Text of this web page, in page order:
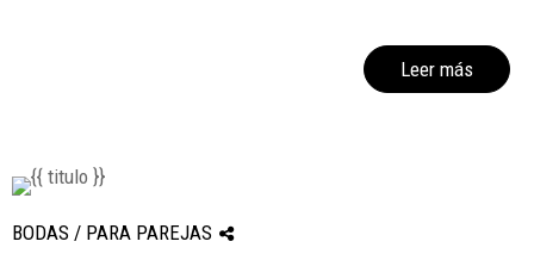
Leer más
BODAS / PARA PAREJAS